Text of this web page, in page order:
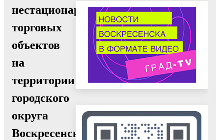
нестационарных
торговых
объектов
на
территории
городского
округа
Воскресенск